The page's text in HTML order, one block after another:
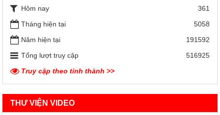
Hôm nay
361
Tháng hiện tại
5058
Năm hiện tại
191592
Tổng lượt truy cập
516925
Truy cập theo tỉnh thành >>
THƯ VIỆN VIDEO